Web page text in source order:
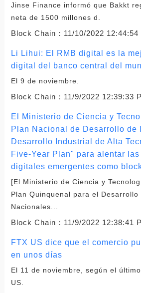
Jinse Finance informó que Bakkt
neta de 1500 millones d.
Block Chain： 11/10/2022 12:44:54
Li Lihui: El RMB digital es la
digital del banco central del
El 9 de noviembre.
Block Chain： 11/9/2022 12:39:33
El Ministerio de Ciencia y
Plan Nacional de Desarrollo de
Desarrollo Industrial de Alta
Five-Year Plan" para alentar
digitales emergentes como
[El Ministerio de Ciencia y
Plan Quinquenal para el Desarrollo
Nacionales...
Block Chain： 11/9/2022 12:38:41
FTX US dice que el comercio
en unos días
El 11 de noviembre, según el
US.